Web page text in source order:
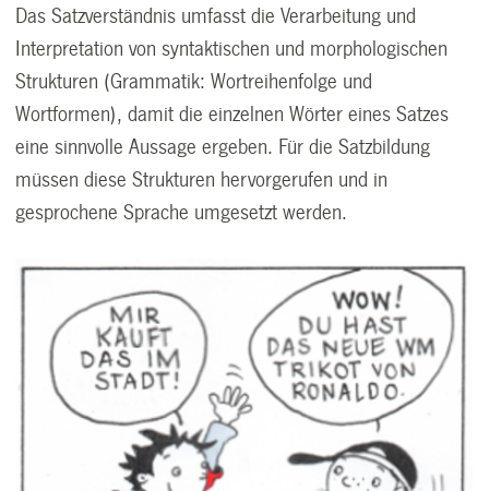
Das Satzverständnis umfasst die Verarbeitung und
Interpretation von syntaktischen und morphologischen
Strukturen (Grammatik: Wortreihenfolge und
Wortformen), damit die einzelnen Wörter eines Satzes
eine sinnvolle Aussage ergeben. Für die Satzbildung
müssen diese Strukturen hervorgerufen und in
gesprochene Sprache umgesetzt werden.